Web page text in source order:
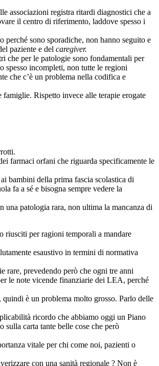
associazioni registra ritardi diagnostici che a
il centro di riferimento, laddove spesso i
sono sporadiche, non hanno seguito e
paziente e del caregiver.
che per le patologie sono fondamentali per
spesso incompleti, non tutte le regioni
che c’è un problema nella codifica e
Rispetto invece alle terapie erogate
farmaci orfani che riguarda specificamente le
bambini della prima fascia scolastica di
fa a sé e bisogna sempre vedere la
patologia rara, non ultima la mancanza di
riusciti per ragioni temporali a mandare
esaustivo in termini di normativa
prevedendo però che ogni tre anni
le note vicende finanziarie dei LEA, perché
è un problema molto grosso. Parlo delle
ricordo che abbiamo oggi un Piano
carta tante belle cose che però
vitale per chi come noi, pazienti o
con una sanità regionale ? Non è